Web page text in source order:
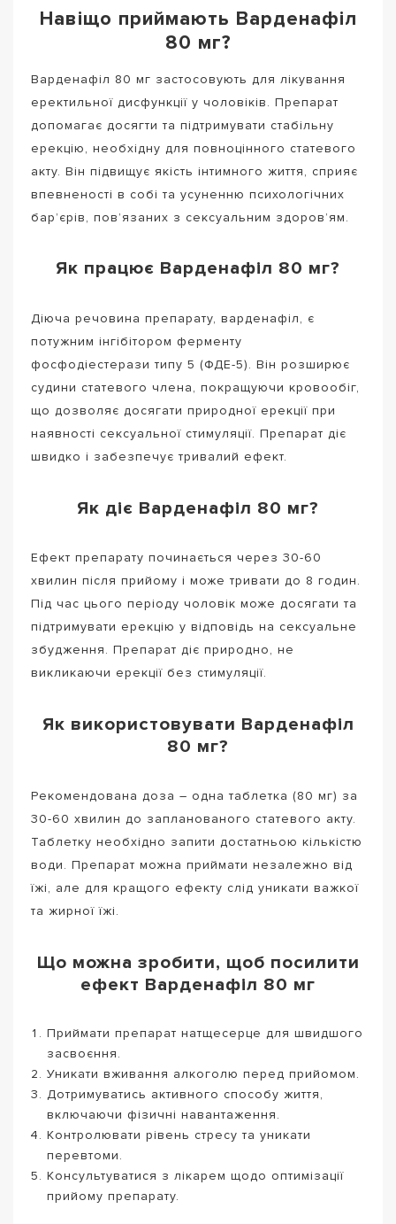
Навіщо приймають Варденафіл
80 мг?
Варденафіл 80 мг застосовують для лікування
еректильної дисфункції у чоловіків. Препарат
допомагає досягти та підтримувати стабільну
ерекцію, необхідну для повноцінного статевого
акту. Він підвищує якість інтимного життя, сприяє
впевненості в собі та усуненню психологічних
бар’єрів, пов’язаних з сексуальним здоров’ям.
Як працює Варденафіл 80 мг?
Діюча речовина препарату, варденафіл, є
потужним інгібітором ферменту
фосфодіестерази типу 5 (ФДЕ-5). Він розширює
судини статевого члена, покращуючи кровообіг,
що дозволяє досягати природної ерекції при
наявності сексуальної стимуляції. Препарат діє
швидко і забезпечує тривалий ефект.
Як діє Варденафіл 80 мг?
Ефект препарату починається через 30-60
хвилин після прийому і може тривати до 8 годин.
Під час цього періоду чоловік може досягати та
підтримувати ерекцію у відповідь на сексуальне
збудження. Препарат діє природно, не
викликаючи ерекції без стимуляції.
Як використовувати Варденафіл
80 мг?
Рекомендована доза – одна таблетка (80 мг) за
30-60 хвилин до запланованого статевого акту.
Таблетку необхідно запити достатньою кількістю
води. Препарат можна приймати незалежно від
їжі, але для кращого ефекту слід уникати важкої
та жирної їжі.
Що можна зробити, щоб посилити
ефект Варденафіл 80 мг
Приймати препарат натщесерце для швидшого
засвоєння.
Уникати вживання алкоголю перед прийомом.
Дотримуватись активного способу життя,
включаючи фізичні навантаження.
Контролювати рівень стресу та уникати
перевтоми.
Консультуватися з лікарем щодо оптимізації
прийому препарату.